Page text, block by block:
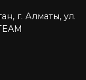
г. Алматы, ул.